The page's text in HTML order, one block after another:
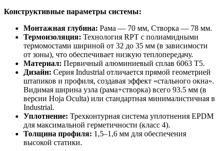
Конструктивные параметры системы:
Монтажная глубина: Рама — 70 мм, Створка — 78 мм.
Термоизоляция: Технология RPT с полиамидными
термомостами шириной от 32 до 35 мм (в зависимости
от зоны), что обеспечивает низкую теплопередачу.
Материал: Первичный алюминиевый сплав 6063 T5.
Дизайн: Серия Industrial отличается прямой геометрией
штапиков и профиля, создавая эффект «стального окна».
Видимая ширина узла (рама+створка) всего 93.5 мм (в
версии Hoja Oculta) или стандартная минималистичная в
Industrial.
Уплотнение: Трехконтурная система уплотнения EPDM
для максимальной герметичности (класс 4).
Толщина профиля: 1,5–1,6 мм для обеспечения
высокой статики.